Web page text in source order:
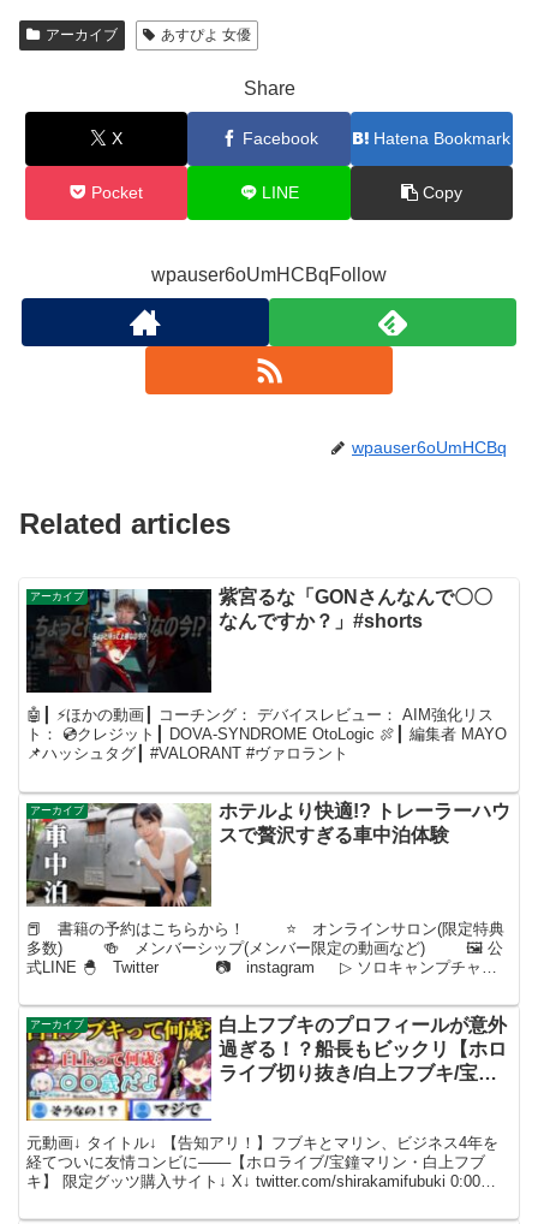
アーカイブ あすぴよ 女優
Share
X Facebook Hatena Bookmark
Pocket LINE Copy
wpauser6oUmHCBqFollow
wpauser6oUmHCBq
Related articles
アーカイブ
紫宮るな「GONさんなんで〇〇
なんですか？」#shorts
🤖┃ ⚡ほかの動画┃ コーチング： デバイスレビュー： AIM強化リス
ト： 💿クレジット┃ DOVA-SYNDROME OtoLogic 🍖┃ 編集者 MAYO
📌ハッシュタグ┃ #VALORANT #ヴァロラント
アーカイブ
ホテルより快適!? トレーラーハウ
スで贅沢すぎる車中泊体験
📕 書籍の予約はこちらから！ ⭐️ オンラインサロン(限定特典
多数) 🍻 メンバーシップ(メンバー限定の動画など) 🖼️ 公
式LINE 🐣 Twitter 📷 instagram ▷ ソロキャンプチャン
アーカイブ
白上フブキのプロフィールが意外
過ぎる！？船長もビックリ【ホロ
ライブ切り抜き/白上フブキ/宝鐘
元動画↓ タイトル↓ 【告知アリ！】フブキとマリン、ビジネス4年を
経てついに友情コンビに───【ホロライブ/宝鐘マリン・白上フブ
キ】 限定グッツ購入サイト↓ X↓ twitter.com/shirakamifubuki 0:00